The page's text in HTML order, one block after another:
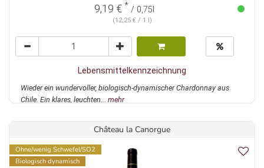
9,19 € * / 0,75l
(12,25 € / 1 l)
Lebensmittelkennzeichnung
Wieder ein wundervoller, biologisch-dynamischer Chardonnay aus
Chile. Ein klares, leuchten... mehr
Château la Canorgue
Ohne/wenig Schwefel/SO2
Biologisch dynamisch